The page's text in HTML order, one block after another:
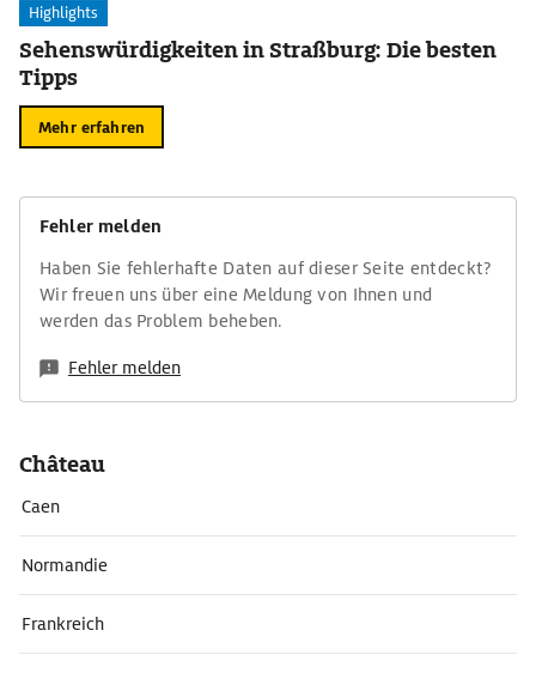
Highlights
Sehenswürdigkeiten in Straßburg: Die besten
Tipps
Mehr erfahren
Fehler melden
Haben Sie fehlerhafte Daten auf dieser Seite entdeckt?
Wir freuen uns über eine Meldung von Ihnen und
werden das Problem beheben.
Fehler melden
Château
Caen
Normandie
Frankreich